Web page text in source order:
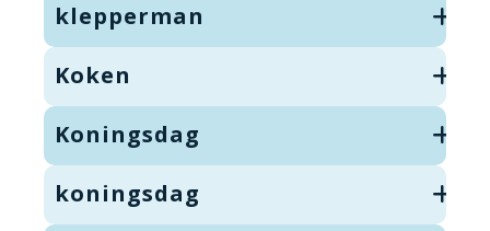
klepperman
Koken
Koningsdag
koningsdag